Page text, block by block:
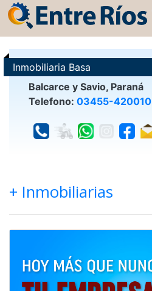
Inmobiliaria Basa
Balcarce y Savio, Paraná
Telefono: 03455-420010
+ Inmobiliarias